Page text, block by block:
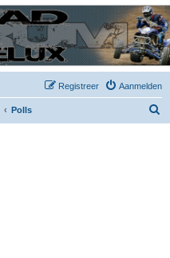
Aanmelden
Registreer
Polls